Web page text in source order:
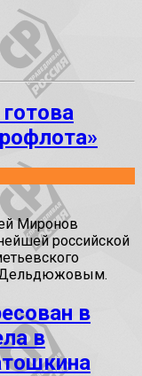
Миронов
российской
Дельдюжовым.
в
в